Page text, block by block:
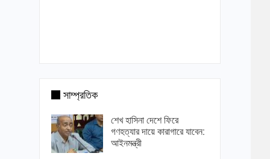
সাম্প্রতিক
শেখ হাসিনা দেশে ফিরে
গণহত্যার দায়ে কারাগারে যাবেন:
আইনমন্ত্রী